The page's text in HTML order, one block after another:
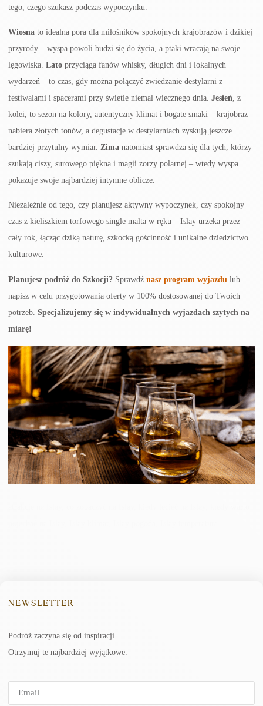
tego, czego szukasz podczas wypoczynku.
Wiosna to idealna pora dla miłośników spokojnych krajobrazów i dzikiej
przyrody – wyspa powoli budzi się do życia, a ptaki wracają na swoje
lęgowiska. Lato przyciąga fanów whisky, długich dni i lokalnych
wydarzeń – to czas, gdy można połączyć zwiedzanie destylarni z
festiwalami i spacerami przy świetle niemal wiecznego dnia. Jesień , z
kolei, to sezon na kolory, autentyczny klimat i bogate smaki – krajobraz
nabiera złotych tonów, a degustacje w destylarniach zyskują jeszcze
bardziej przytulny wymiar. Zima natomiast sprawdza się dla tych, którzy
szukają ciszy, surowego piękna i magii zorzy polarnej – wtedy wyspa
pokazuje swoje najbardziej intymne oblicze.
Niezależnie od tego, czy planujesz aktywny wypoczynek, czy spokojny
czas z kieliszkiem torfowego single malta w ręku – Islay urzeka przez
cały rok, łącząc dziką naturę, szkocką gościnność i unikalne dziedzictwo
kulturowe.
Planujesz podróż do Szkocji? Sprawdź nasz program wyjazdu lub
napisz w celu przygotowania oferty w 100% dostosowanej do Twoich
potrzeb. Specjalizujemy się w indywidualnych wyjazdach szytych na
miarę!
NEWSLETTER
Podróż zaczyna się od inspiracji.
Otrzymuj te najbardziej wyjątkowe.